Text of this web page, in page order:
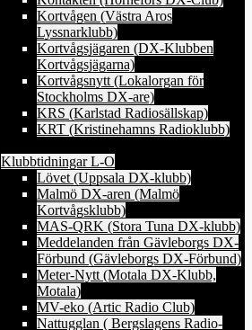
Kortvågen (Västra Aros
Lyssnarklubb)
Kortvågsjägaren (DX-Klubben
Kortvågsjägarna)
Kortvågsnytt (Lokalorgan för
Stockholms DX-are)
KRS (Karlstad Radiosällskap)
KRT (Kristinehamns Radioklubb)
Klubbtidningar L-O
Lövet (Uppsala DX-klubb)
Malmö DX-aren (Malmö
Kortvågsklubb)
MAS-QRK (Stora Tuna DX-klubb)
Meddelanden från Gävleborgs DX-
Förbund (Gävleborgs DX-Förbund)
Meter-Nytt (Motala DX-Klubb,
Motala)
MV-eko (Artic Radio Club)
Nattugglan ( Bergslagens Radio-